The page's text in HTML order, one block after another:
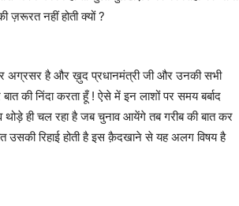
ज़रूरत नहीं होती क्यों ?
अग्रसर है और ख़ुद प्रधानमंत्री जी और उनकी सभी
की निंदा करता हूँ ! ऐसे में इन लाशों पर समय बर्बाद
थोड़े ही चल रहा है जब चुनाव आयेंगे तब गरीब की बात कर
उसकी रिहाई होती है इस क़ैदखाने से यह अलग विषय है